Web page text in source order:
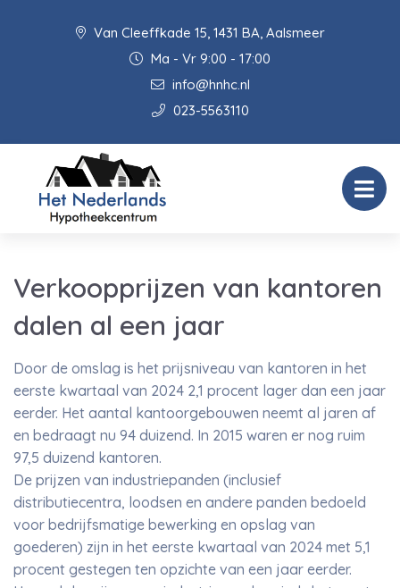
Van Cleeffkade 15, 1431 BA, Aalsmeer
Ma - Vr 9:00 - 17:00
info@hnhc.nl
023-5563110
Verkoopprijzen van kantoren
dalen al een jaar
Door de omslag is het prijsniveau van kantoren in het
eerste kwartaal van 2024 2,1 procent lager dan een jaar
eerder. Het aantal kantoorgebouwen neemt al jaren af
en bedraagt nu 94 duizend. In 2015 waren er nog ruim
97,5 duizend kantoren.
De prijzen van industriepanden (inclusief
distributiecentra, loodsen en andere panden bedoeld
voor bedrijfsmatige bewerking en opslag van
goederen) zijn in het eerste kwartaal van 2024 met 5,1
procent gestegen ten opzichte van een jaar eerder.